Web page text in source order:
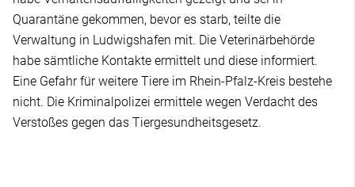
Quarantäne gekommen, bevor es starb, teilte die
Verwaltung in Ludwigshafen mit. Die Veterinärbehörde
habe sämtliche Kontakte ermittelt und diese informiert.
Eine Gefahr für weitere Tiere im Rhein-Pfalz-Kreis bestehe
nicht. Die Kriminalpolizei ermittele wegen Verdacht des
Verstoßes gegen das Tiergesundheitsgesetz.